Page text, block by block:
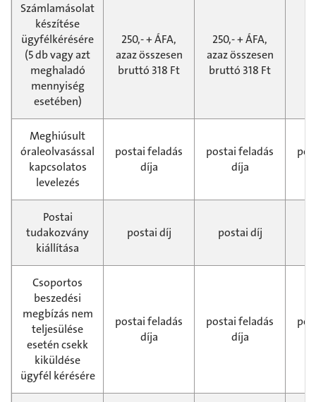
Számlamásolat
készítése
ügyfélkérésére
(5 db vagy azt
meghaladó
mennyiség
esetében)
250,- + ÁFA,
azaz összesen
bruttó 318 Ft
250,- + ÁFA,
azaz összesen
bruttó 318 Ft
Meghiúsult
óraleolvasással
kapcsolatos
levelezés
postai feladás
díja
postai feladás
díja
Postai
tudakozvány
kiállítása
postai díj postai díj
Csoportos
beszedési
megbízás nem
teljesülése
esetén csekk
kiküldése
ügyfél kérésére
postai feladás
díja
postai feladás
díja